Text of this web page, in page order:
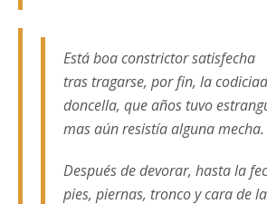
Está boa constrictor satisfecha
tras tragarse, por fin, la
doncella, que años tuvo
mas aún resistía alguna mecha.
Después de devorar, hasta la
pies, piernas, tronco y cara de